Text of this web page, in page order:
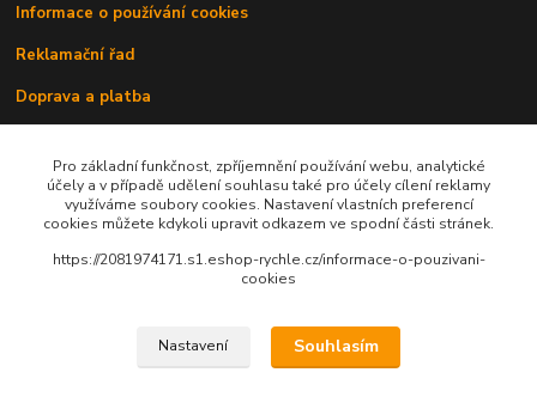
Informace o používání cookies
Reklamační řad
Doprava a platba
Upravit sběr cookies.
Pro základní funkčnost, zpříjemnění používání webu, analytické
účely a v případě udělení souhlasu také pro účely cílení reklamy
využíváme soubory cookies. Nastavení vlastních preferencí
cookies můžete kdykoli upravit odkazem ve spodní části stránek.
https://2081974171.s1.eshop-rychle.cz/informace-o-pouzivani-
cookies
Nastavení Souhlasím